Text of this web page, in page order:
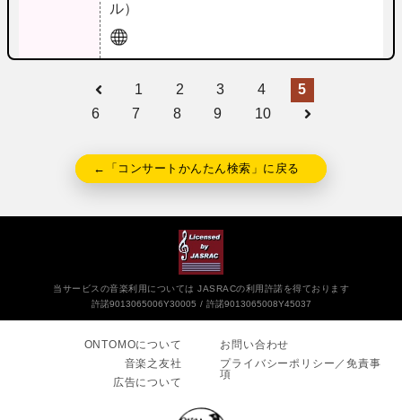
ル）
1 2 3 4
5
6
7 8 9 10
←「コンサートかんたん検索」に戻る
当サービスの音楽利用については JASRACの利用許諾を得ております
許諾9013065006Y30005
許諾9013065008Y45037
ONTOMOについて
音楽之友社
広告について
お問い合わせ
プライバシーポリシー／免責事
項